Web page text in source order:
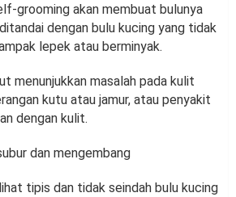
grooming akan membuat bulunya
dengan bulu kucing yang tidak
lepek atau berminyak.
menunjukkan masalah pada kulit
kutu atau jamur, atau penyakit
dengan kulit.
dan mengembang
tipis dan tidak seindah bulu kucing